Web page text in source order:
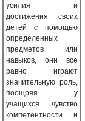
усилия и
достижения своих
детей с помощью
определенных
предметов или
навыков, они все
равно играют
значительную роль,
поощряя у
учащихся чувство
компетентности и